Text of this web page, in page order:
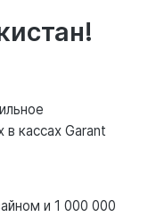
кассах Garant
и 1 000 000